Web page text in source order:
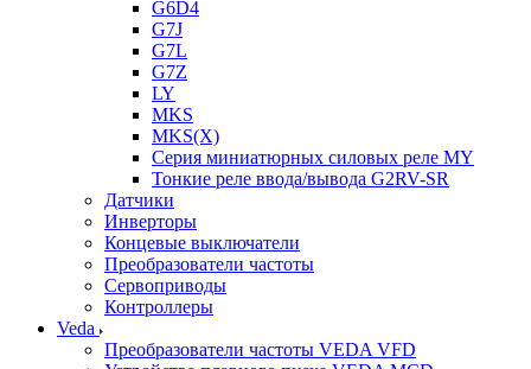
G6D4
G7J
G7L
G7Z
LY
MKS
MKS(X)
Серия миниатюрных силовых реле MY
Тонкие реле ввода/вывода G2RV-SR
Датчики
Инверторы
Концевые выключатели
Преобразователи частоты
Сервоприводы
Контроллеры
Veda
Преобразователи частоты VEDA VFD